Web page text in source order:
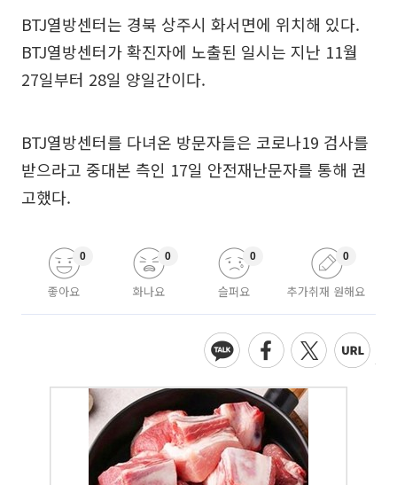
BTJ열방센터는 경북 상주시 화서면에 위치해 있다.
BTJ열방센터가 확진자에 노출된 일시는 지난 11월
27일부터 28일 양일간이다.
BTJ열방센터를 다녀온 방문자들은 코로나19 검사를
받으라고 중대본 측인 17일 안전재난문자를 통해 권
고했다.
좋아요
0
화나요
0
슬퍼요
0
추가취재 원해요
0